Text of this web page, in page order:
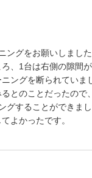
ングをお願いしました
、1台は右側の隙間
ングを断られていま
とのことだったので
グすることができま
よかったです。